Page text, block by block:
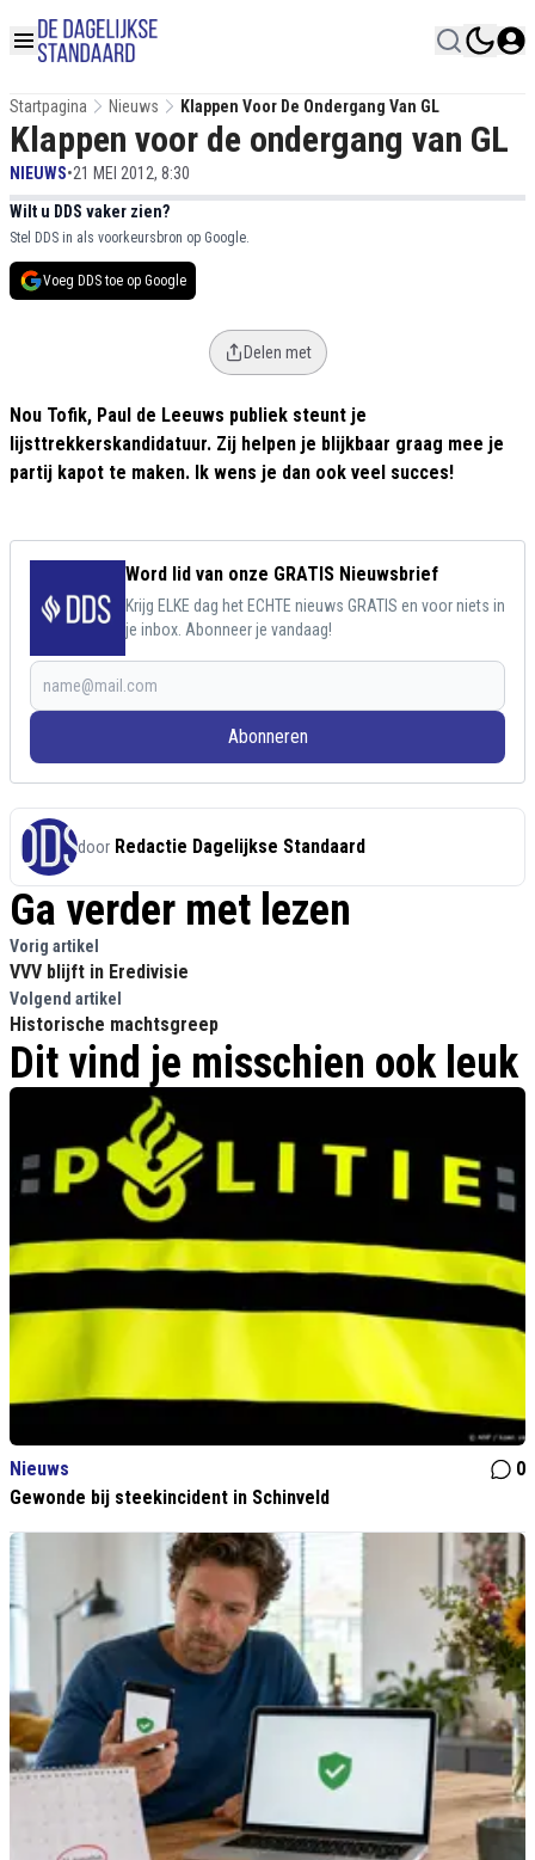
Startpagina Nieuws Klappen Voor De Ondergang Van GL
Klappen voor de ondergang van GL
NIEUWS•21 MEI 2012, 8:30
Wilt u DDS vaker zien?
Stel DDS in als voorkeursbron op Google.
Voeg DDS toe op Google
Delen met
Nou Tofik, Paul de Leeuws publiek steunt je
lijsttrekkerskandidatuur. Zij helpen je blijkbaar graag mee je
partij kapot te maken. Ik wens je dan ook veel succes!
Word lid van onze GRATIS Nieuwsbrief
Krijg ELKE dag het ECHTE nieuws GRATIS en voor niets in
je inbox. Abonneer je vandaag!
Abonneren
door Redactie Dagelijkse Standaard
Ga verder met lezen
Vorig artikel
VVV blijft in Eredivisie
Volgend artikel
Historische machtsgreep
Dit vind je misschien ook leuk
Nieuws
0
Gewonde bij steekincident in Schinveld